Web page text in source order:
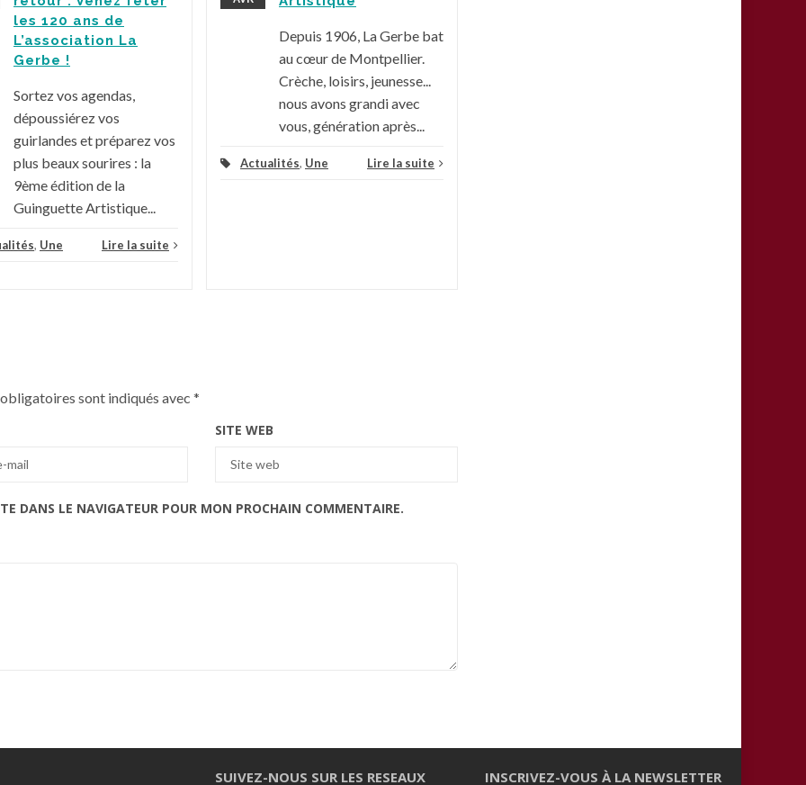
les 120 ans de
L’association La
Gerbe !
Sortez vos agendas,
dépoussiérez vos
guirlandes et préparez vos
plus beaux sourires : la
9ème édition de la
Guinguette Artistique...
, Une Lire la suite
Depuis 1906, La Gerbe bat
au cœur de Montpellier.
Crèche, loisirs, jeunesse...
nous avons grandi avec
vous, génération après...
Actualités, Une Lire la suite
sont indiqués avec *
SITE WEB
DANS LE NAVIGATEUR POUR MON PROCHAIN COMMENTAIRE.
SUIVEZ-NOUS SUR LES RESEAUX INSCRIVEZ-VOUS À LA NEWSLETTER